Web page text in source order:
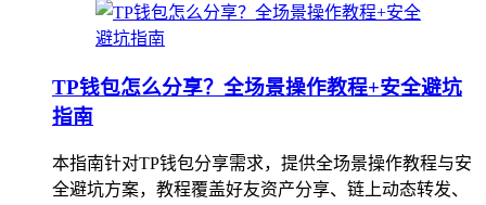
TP钱包怎么分享？全场景操作教程+安全避坑
指南
本指南针对TP钱包分享需求，提供全场景操作教程与安
全避坑方案，教程覆盖好友资产分享、链上动态转发、